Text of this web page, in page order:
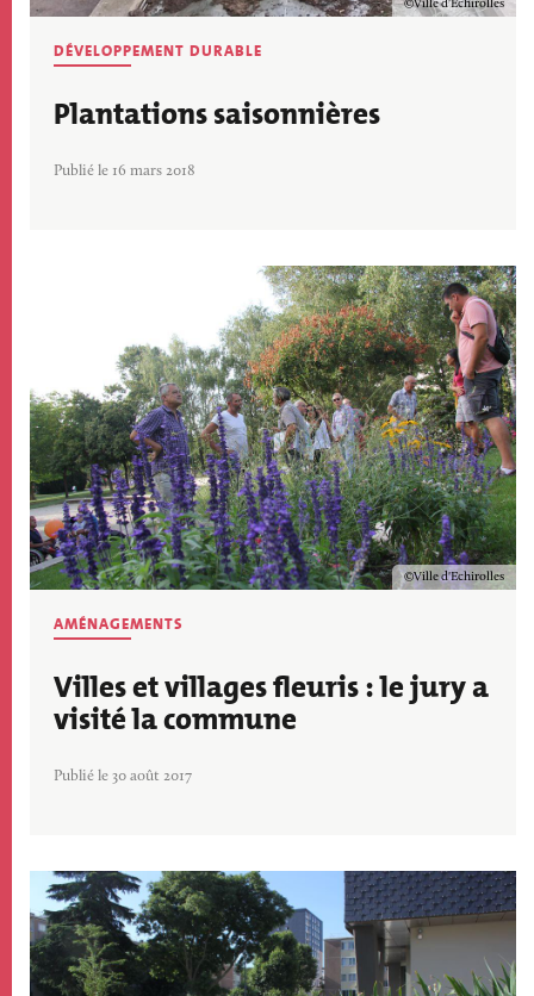
Copyright
Ville d'Echirolles
DÉVELOPPEMENT DURABLE
Plantations saisonnières
Publié le 16 mars 2018
Copyright
Ville d'Echirolles
AMÉNAGEMENTS
Villes et villages fleuris : le jury a
visité la commune
Publié le 30 août 2017
Image